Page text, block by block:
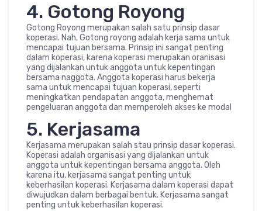
4. Gotong Royong
Gotong Royong merupakan salah satu prinsip dasar
koperasi. Nah, Gotong royong adalah kerja sama untuk
mencapai tujuan bersama. Prinsip ini sangat penting
dalam koperasi, karena koperasi merupakan oranisasi
yang dijalankan untuk anggota untuk kepentingan
bersama naggota. Anggota koperasi harus bekerja
sama untuk mencapai tujuan koperasi, seperti
meningkatkan pendapatan anggota, menghemat
pengeluaran anggota dan memperoleh akses ke modal
5. Kerjasama
Kerjasama merupakan salah stau prinsip dasar koperasi.
Koperasi adalah organisasi yang dijalankan untuk
anggota untuk kepentingan bersama anggota. Oleh
karena itu, kerjasama sangat penting untuk
keberhasilan koperasi. Kerjasama dalam koperasi dapat
diwujudkan dalam berbagai bentuk. Kerjasama sangat
penting untuk keberhasilan koperasi.